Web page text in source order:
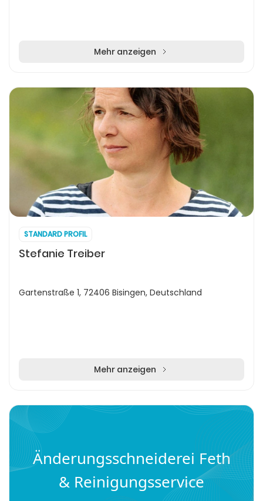
Mehr anzeigen
STANDARD PROFIL
Stefanie Treiber
Gartenstraße 1, 72406 Bisingen, Deutschland
Mehr anzeigen
Änderungsschneiderei Feth
& Reinigungsservice